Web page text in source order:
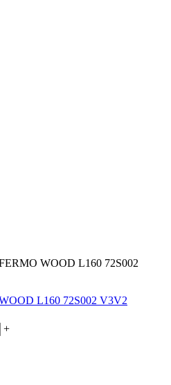
L160 72S002 V3V2
+